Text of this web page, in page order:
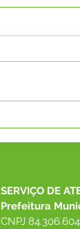
SOMBRA
SERVIÇO DE
Prefeitura
CNPJ